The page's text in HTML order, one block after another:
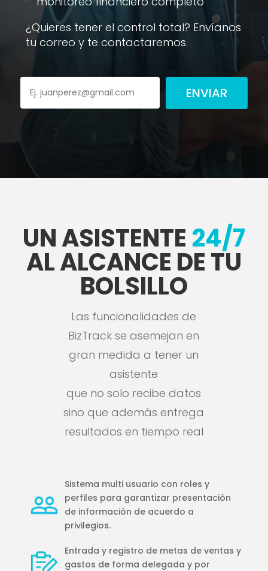
¿Quieres tener el control total? Envíanos
tu correo y te contactaremos.
ENVIAR
UN ASISTENTE 24/7
AL ALCANCE DE TU
BOLSILLO
Las funcionalidades de
BizTrack se asemejan en
gran medida a tener un
asistente
que no solo recibe datos
sino que además entrega
resultados en tiempo real
Sistema multi usuario con roles y
perfiles para garantizar presentación
de información de acuerdo a
privilegios.
Entrada y registro de metas de ventas y
gastos de forma delegada y por